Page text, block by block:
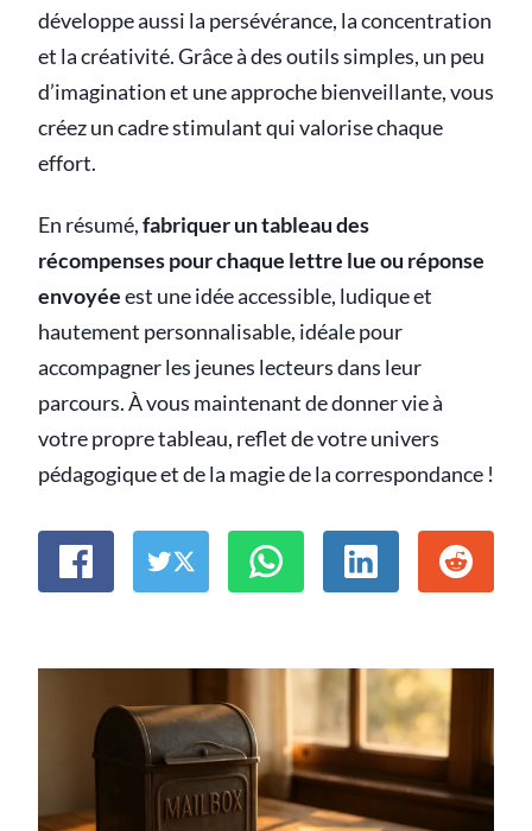
développe aussi la persévérance, la concentration
et la créativité. Grâce à des outils simples, un peu
d’imagination et une approche bienveillante, vous
créez un cadre stimulant qui valorise chaque
effort.
En résumé,fabriquer un tableau des
récompenses pour chaque lettre lue ou réponse
envoyéeest une idée accessible, ludique et
hautement personnalisable, idéale pour
accompagner les jeunes lecteurs dans leur
parcours. À vous maintenant de donner vie à
votre propre tableau, reflet de votre univers
pédagogique et de la magie de la correspondance !